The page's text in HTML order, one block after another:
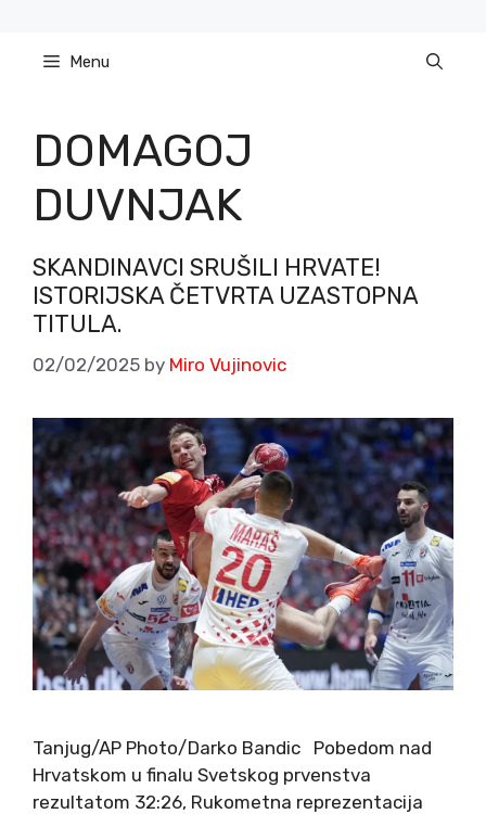
content Menu
DOMAGOJ
DUVNJAK
SKANDINAVCI SRUŠILI HRVATE!
ISTORIJSKA ČETVRTA UZASTOPNA
TITULA.
02/02/2025 by Miro Vujinovic
Tanjug/AP Photo/Darko Bandic Pobedom nad
Hrvatskom u finalu Svetskog prvenstva
rezultatom 32:26, Rukometna reprezentacija